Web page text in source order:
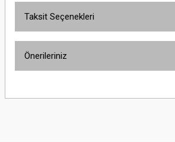
Taksit Seçenekleri
Önerileriniz
yetersiz gördüğünüz noktaları öneri formunu